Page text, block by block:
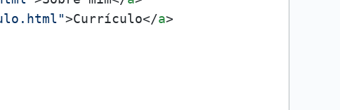
>Currículo</a>